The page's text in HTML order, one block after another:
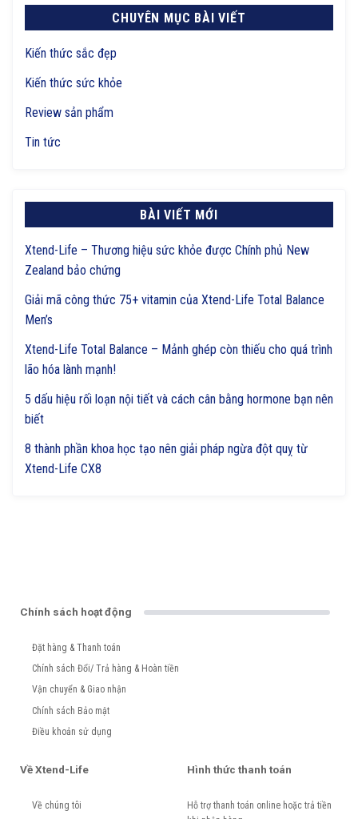
CHUYÊN MỤC BÀI VIẾT
Kiến thức sắc đẹp
Kiến thức sức khỏe
Review sản phẩm
Tin tức
BÀI VIẾT MỚI
Xtend-Life – Thương hiệu sức khỏe được Chính phủ New
Zealand bảo chứng
Giải mã công thức 75+ vitamin của Xtend-Life Total Balance
Men’s
Xtend-Life Total Balance – Mảnh ghép còn thiếu cho quá trình
lão hóa lành mạnh!
5 dấu hiệu rối loạn nội tiết và cách cân bằng hormone bạn nên
biết
8 thành phần khoa học tạo nên giải pháp ngừa đột quỵ từ
Xtend-Life CX8
Chính sách hoạt động
Đặt hàng & Thanh toán
Chính sách Đổi/ Trả hàng & Hoàn tiền
Vận chuyển & Giao nhận
Chính sách Bảo mật
Điều khoản sử dụng
Về Xtend-Life
Về chúng tôi
Hình thức thanh toán
Hỗ trợ thanh toán online hoặc trả tiền